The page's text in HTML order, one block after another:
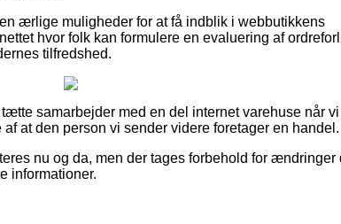
ærlige muligheder for at få indblik i webbutikkens
hvor folk kan formulere en evaluering af
tilfredshed.
samarbejder med en del internet varehuse når
at den person vi sender videre foretager en handel.
nu og da, men der tages forbehold for ændringer
informationer.